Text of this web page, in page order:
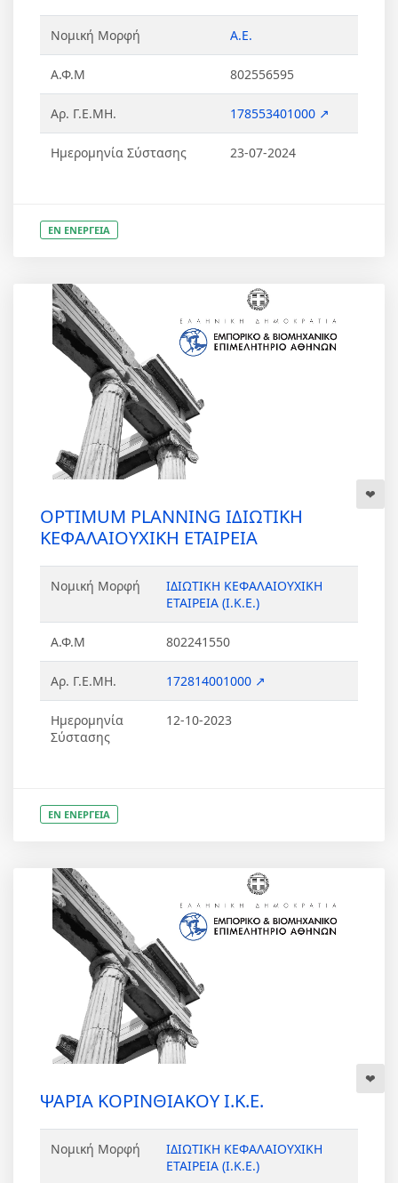
Νομική Μορφή Α.Ε.
Α.Φ.Μ 802556595
Αρ. Γ.Ε.ΜΗ. 178553401000 ↗
Ημερομηνία Σύστασης 23-07-2024
ΕΝ ΕΝΕΡΓΕΙΑ
OPTIMUM PLANNING ΙΔΙΩΤΙΚΗ
ΚΕΦΑΛΑΙΟΥΧΙΚΗ ΕΤΑΙΡΕΙΑ
Νομική Μορφή
ΙΔΙΩΤΙΚΗ ΚΕΦΑΛΑΙΟΥΧΙΚΗ
ΕΤΑΙΡΕΙΑ (Ι.Κ.Ε.)
Α.Φ.Μ 802241550
Αρ. Γ.Ε.ΜΗ. 172814001000 ↗
Ημερομηνία
Σύστασης
12-10-2023
ΕΝ ΕΝΕΡΓΕΙΑ
ΨΑΡΙΑ ΚΟΡΙΝΘΙΑΚΟΥ Ι.Κ.Ε.
Νομική Μορφή
ΙΔΙΩΤΙΚΗ ΚΕΦΑΛΑΙΟΥΧΙΚΗ
ΕΤΑΙΡΕΙΑ (Ι.Κ.Ε.)